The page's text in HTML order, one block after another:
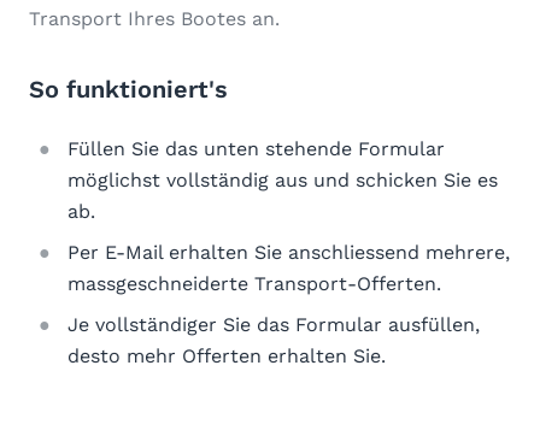
Transport Ihres Bootes an.
So funktioniert's
Füllen Sie das unten stehende Formular
möglichst vollständig aus und schicken Sie es
ab.
Per E-Mail erhalten Sie anschliessend mehrere,
massgeschneiderte Transport-Offerten.
Je vollständiger Sie das Formular ausfüllen,
desto mehr Offerten erhalten Sie.